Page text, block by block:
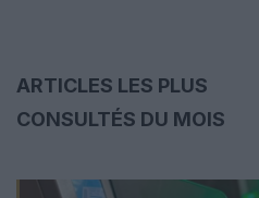
ARTICLES LES PLUS
CONSULTÉS DU MOIS